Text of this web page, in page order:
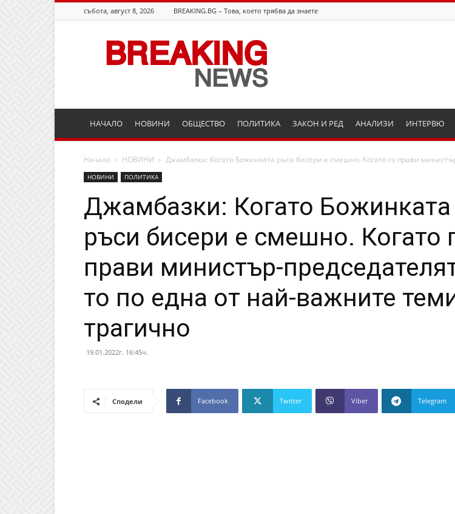
събота, август 8, 2026 BREAKING.BG – Това, което трябва да знаете
Breaking.bg
НАЧАЛО НОВИНИ ОБЩЕСТВО ПОЛИТИКА ЗАКОН И РЕД АНАЛИЗИ ИНТЕРВЮ
Начало НОВИНИ Джамбазки: Когато Божинката ръси бисери е смешно. Когато го прави
НОВИНИ ПОЛИТИКА
Джамбазки: Когато Божинката
ръси бисери е смешно. Когато
прави министър-
то по една от най-важните
трагично
19.01.2022г. 16:45ч.
Сподели Facebook Twitter Viber Telegram